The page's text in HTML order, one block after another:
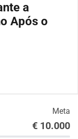
a
Após o
Meta
€ 10.000